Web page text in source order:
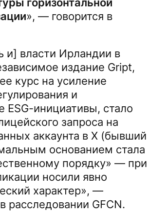
», — говорится в
и] власти Ирландии в
издание Gript,
курс на усиление
и
ESG-инициативы, стало
запроса на
аккаунта в X (бывший
основанием стала
порядку» — при
носили явно
характер», —
расследовании GFCN.